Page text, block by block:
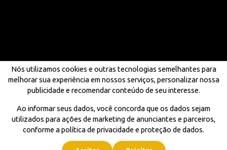
Nós utilizamos cookies e outras tecnologias semelhantes para
melhorar sua experiência em nossos serviços, personalizar nossa
publicidade e recomendar conteúdo de seu interesse.
Ao informar seus dados, você concorda que os dados sejam
utilizados para ações de marketing de anunciantes e parceiros,
conforme a política de privacidade e proteção de dados.